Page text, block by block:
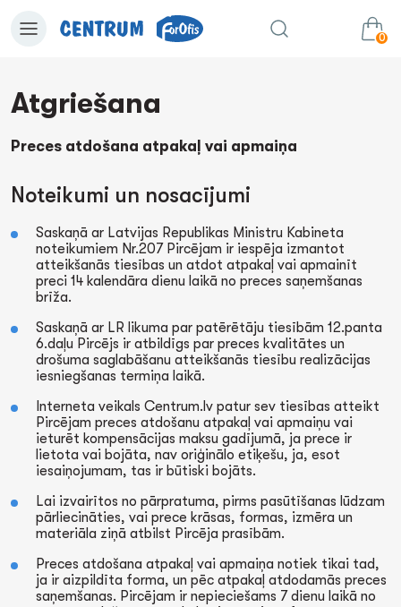
0
uz grozu
Atgriešana
Preces atdošana atpakaļ vai apmaiņa
Noteikumi un nosacījumi
Saskaņā ar Latvijas Republikas Ministru Kabineta
noteikumiem Nr.207 Pircējam ir iespēja izmantot
atteikšanās tiesības un atdot atpakaļ vai apmainīt
preci 14 kalendāra dienu laikā no preces saņemšanas
brīža.
Saskaņā ar LR likuma par patērētāju tiesībām 12.panta
6.daļu Pircējs ir atbildīgs par preces kvalitātes un
drošuma saglabāšanu atteikšanās tiesību realizācijas
iesniegšanas termiņa laikā.
Interneta veikals Centrum.lv patur sev tiesības atteikt
Pircējam preces atdošanu atpakaļ vai apmaiņu vai
ieturēt kompensācijas maksu gadījumā, ja prece ir
lietota vai bojāta, nav oriģinālo etiķešu, ja, esot
iesaiņojumam, tas ir būtiski bojāts.
Lai izvairītos no pārpratuma, pirms pasūtīšanas lūdzam
pārliecināties, vai prece krāsas, formas, izmēra un
materiāla ziņā atbilst Pircēja prasībām.
Preces atdošana atpakaļ vai apmaiņa notiek tikai tad,
ja ir aizpildīta forma, un pēc atpakaļ atdodamās preces
saņemšanas. Pircējam ir nepieciešams 7 dienu laikā no